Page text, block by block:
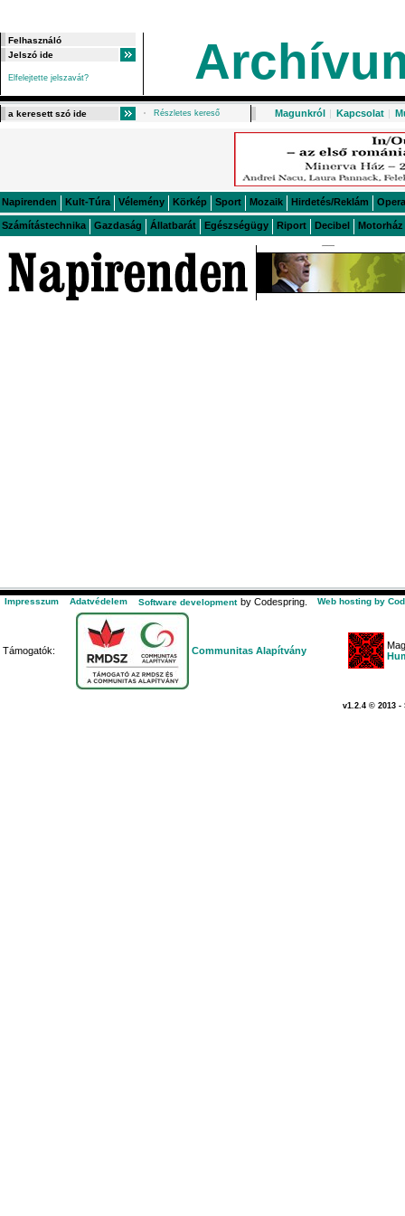
Elfelejtette jelszavát?
Részletes kereső Magunkról | Kapcsolat |
Napirenden Kult-Túra Vélemény Körkép Sport Mozaik Hirdetés/Reklám Opera
Számítástechnika Gazdaság Állatbarát Egészségügy Riport Decibel Motorház
Impresszum Adatvédelem Software development by Codespring. Web hosting by
Támogatók: Communitas Alapítvány
v1.2.4 © 2013